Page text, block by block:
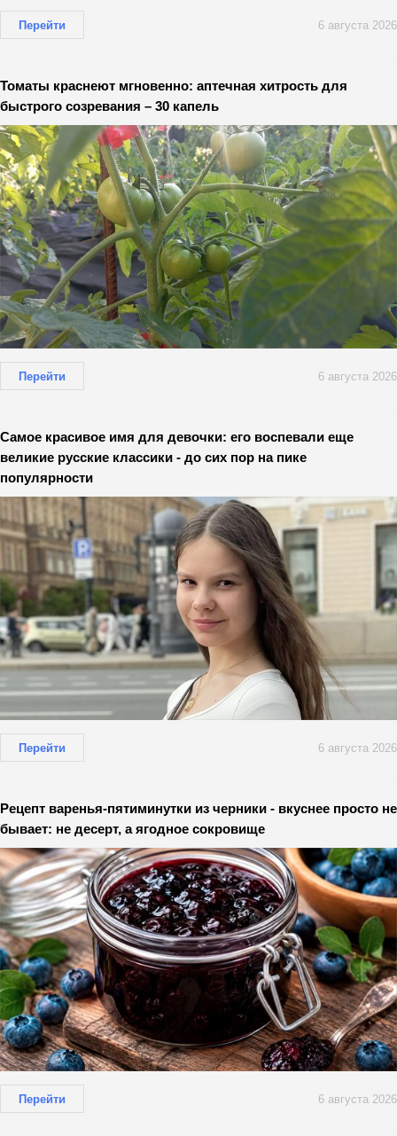
Перейти 6 августа 2026
Томаты краснеют мгновенно: аптечная хитрость для
быстрого созревания – 30 капель
Перейти 6 августа 2026
Самое красивое имя для девочки: его воспевали еще
великие русские классики - до сих пор на пике
популярности
Перейти 6 августа 2026
Рецепт варенья-пятиминутки из черники - вкуснее просто не
бывает: не десерт, а ягодное сокровище
Перейти 6 августа 2026